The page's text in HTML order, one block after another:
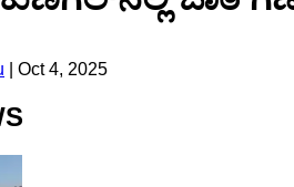
Oct 4, 2025